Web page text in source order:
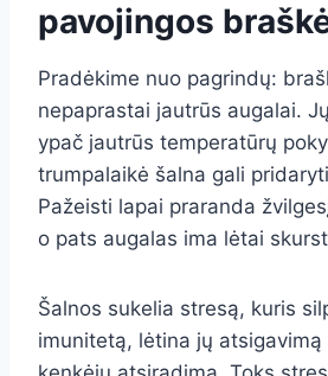
pavojingos
Pradėkime nuo pagrindų:
nepaprastai jautrūs augalai.
ypač jautrūs temperatūrų
trumpalaikė šalna gali
Pažeisti lapai praranda
o pats augalas ima lėtai
Šalnos sukelia stresą, kuris
imunitetą, lėtina jų